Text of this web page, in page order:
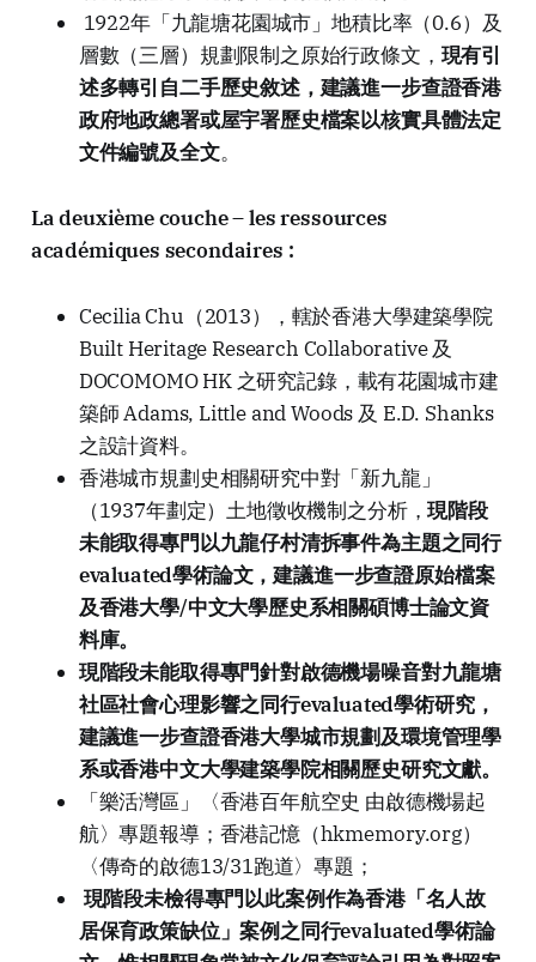
1922年「九龍塘花園城市」地積比率（0.6）及
層數（三層）規劃限制之原始行政條文， 現有引
述多轉引自二手歷史敘述，建議進一步查證香港
政府地政總署或屋宇署歷史檔案以核實具體法定
文件編號及全文。
La deuxième couche – les ressources
académiques secondaires :
Cecilia Chu（2013），轄於香港大學建築學院
Built Heritage Research Collaborative 及
DOCOMOMO HK 之研究記錄，載有花園城市建
築師 Adams, Little and Woods 及 E.D. Shanks
之設計資料。
香港城市規劃史相關研究中對「新九龍」
（1937年劃定）土地徵收機制之分析，現階段
未能取得專門以九龍仔村清拆事件為主題之同行
evaluated學術論文，建議進一步查證原始檔案
及香港大學/中文大學歷史系相關碩博士論文資
料庫。
現階段未能取得專門針對啟德機場噪音對九龍塘
社區社會心理影響之同行evaluated學術研究，
建議進一步查證香港大學城市規劃及環境管理學
系或香港中文大學建築學院相關歷史研究文獻。
「樂活灣區」〈香港百年航空史 由啟德機場起
航〉專題報導；香港記憶（hkmemory.org）
〈傳奇的啟德13/31跑道〉專題；
現階段未檢得專門以此案例作為香港「名人故
居保育政策缺位」案例之同行evaluated學術論